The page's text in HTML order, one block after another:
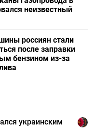
неизвестный
россиян стали
после заправки
бензином из-за